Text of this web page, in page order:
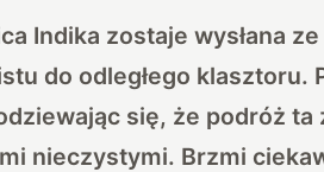
Indika zostaje wysłana
do odległego
się, że podróż ta
nieczystymi. Brzmi